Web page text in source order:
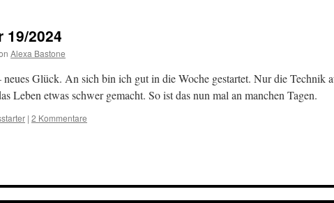
19/2024
Alexa Bastone
Glück. An sich bin ich gut in die Woche gestartet. Nur die Technik
Leben etwas schwer gemacht. So ist das nun mal an manchen Tagen.
| 2 Kommentare